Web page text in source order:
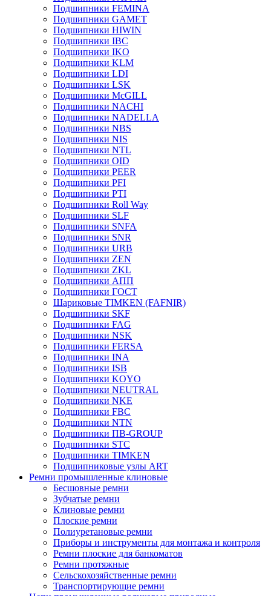
Подшипники FEMINA
Подшипники GAMET
Подшипники HIWIN
Подшипники IBC
Подшипники IKO
Подшипники KLM
Подшипники LDI
Подшипники LSK
Подшипники McGILL
Подшипники NACHI
Подшипники NADELLA
Подшипники NBS
Подшипники NIS
Подшипники NTL
Подшипники OID
Подшипники PEER
Подшипники PFI
Подшипники PTI
Подшипники Roll Way
Подшипники SLF
Подшипники SNFA
Подшипники SNR
Подшипники URB
Подшипники ZEN
Подшипники ZKL
Подшипники АПП
Подшипники ГОСТ
Шариковые ТІMKEN (FAFNIR)
Подшипники SKF
Подшипники FAG
Подшипники NSK
Подшипники FERSA
Подшипники INA
Подшипники ISB
Подшипники KOYO
Подшипники NEUTRAL
Подшипники NKE
Подшипники FBC
Подшипники NTN
Подшипники ПВ-GROUP
Подшипники STC
Подшипники TIMKEN
Подшипниковые узлы ART
Ремни промышленные клиновые
Бесшовные ремни
Зубчатые ремни
Клиновые ремни
Плоские ремни
Полиуретановые ремни
Приборы и инструменты для монтажа и контроля
Ремни плоские для банкоматов
Ремни протяжные
Сельскохозяйственные ремни
Транспортирующие ремни